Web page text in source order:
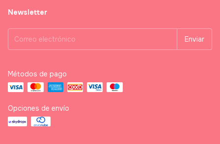
Newsletter
Métodos de pago
Opciones de envío